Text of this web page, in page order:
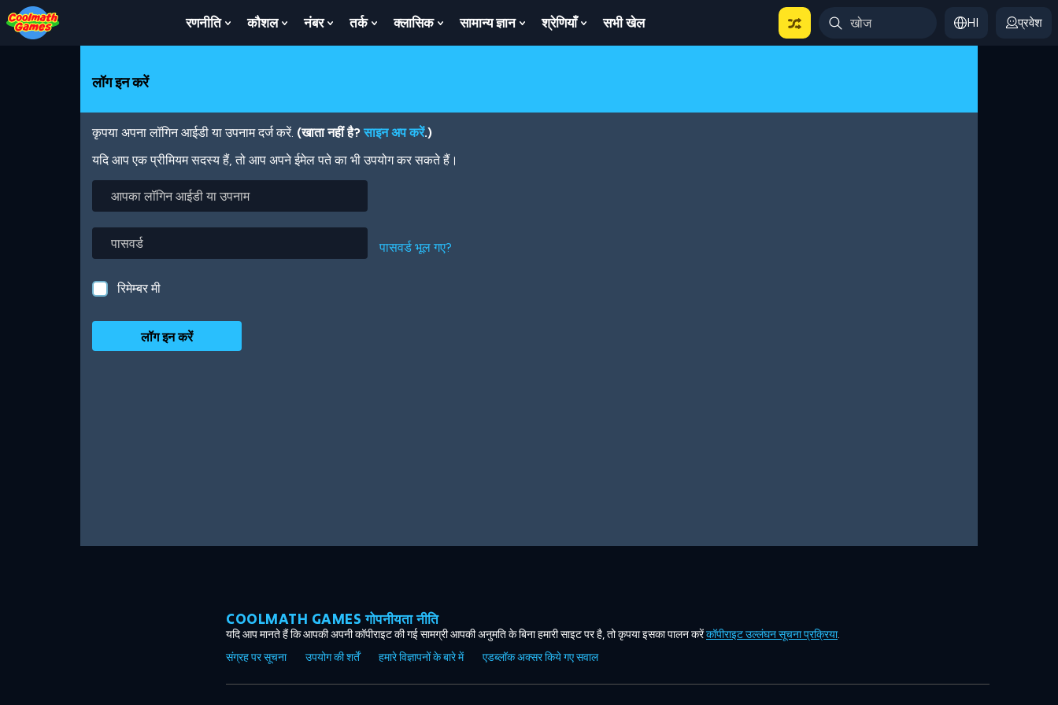
Skip
to
Top
Skip
to
Navigation
Skip
to
Main
Skip
to
Footer
Skip
to
main
रणनीति
Show
Submenu
कौशल
Show
Submenu
नंबर
Show
Submenu
तर्क
Show
Submenu
क्लासिक
Show
Submenu
सामान्य ज्ञान
Show
Submenu
श्रेणियाँ
Show
Submenu
सभी खेल HI प्रवेश
लॉग इन करें
कृपया अपना लॉगिन आईडी या उपनाम दर्ज करें. (खाता नहीं है?साइन अप करें.)
यदि आप एक प्रीमियम सदस्य हैं, तो आप अपने ईमेल पते का भी उपयोग कर सकते हैं।
लॉगिन
या
उपनाम
पासवर्ड भूल गए?
रिमेम्बर मी
COOLMATH GAMES गोपनीयता नीति
यदि आप मानते हैं कि आपकी अपनी कॉपीराइट की गई सामग्री आपकी अनुमति के बिना हमारी साइट पर है, तो कृपया इसका पालन करेंकॉपीराइट उल्लंघन सूचना प्रक्रिया.
संग्रह पर सूचना
उपयोग की शर्तें हमारे विज्ञापनों के बारे में एडब्लॉक अक्सर किये गए सवाल